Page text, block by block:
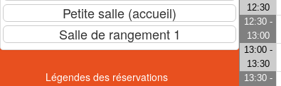
Légendes des réservations
12:30
12:30 -
13:00
13:00 -
13:30
13:30 -